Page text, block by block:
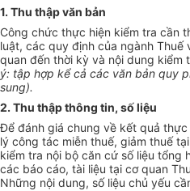
1. Thu thập văn bản
Công chức thực hiện kiểm tra cần
luật, các quy định của ngành Thuế
quan đến thời kỳ và nội dung kiểm
ý: tập hợp kể cả các văn bản quy
sung).
2. Thu thập thông tin, số liệu
Để đánh giá chung về kết quả
lý công tác miễn thuế, giảm thuế
kiểm tra nội bộ căn cứ số liệu tổng
các báo cáo, tài liệu tại cơ quan
Những nội dung, số liệu chủ yếu